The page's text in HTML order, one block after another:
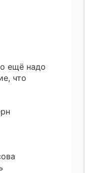
ещё надо
что